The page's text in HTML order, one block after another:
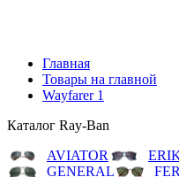
Главная
Товары на главной
Wayfarer 1
Каталог Ray-Ban
AVIATOR
GENERAL